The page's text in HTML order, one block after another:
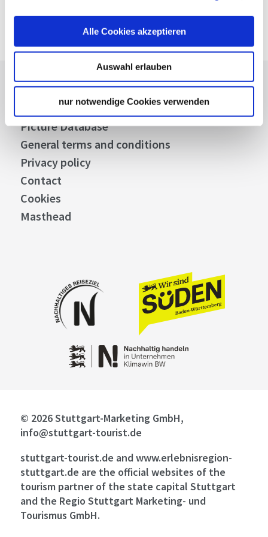
Alle Cookies akzeptieren
Auswahl erlauben
nur notwendige Cookies verwenden
Google Maps Route
Press
Stuttgart Convention Bureau
Picture Database
General terms and conditions
Privacy policy
Contact
Cookies
Masthead
© 2026 Stuttgart-Marketing GmbH,
info@stuttgart-tourist.de
stuttgart-tourist.de and www.erlebnisregion-
stuttgart.de are the official websites of the
tourism partner of the state capital Stuttgart
and the Regio Stuttgart Marketing- und
Tourismus GmbH.